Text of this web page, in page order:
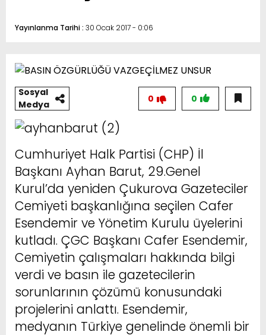
Yayınlanma Tarihi : 30 Ocak 2017 - 0:06
Sosyal
Medya
0
0
Cumhuriyet Halk Partisi (CHP) İl
Başkanı Ayhan Barut, 29.Genel
Kurul’da yeniden Çukurova Gazeteciler
Cemiyeti başkanlığına seçilen Cafer
Esendemir ve Yönetim Kurulu üyelerini
kutladı. ÇGC Başkanı Cafer Esendemir,
Cemiyetin çalışmaları hakkında bilgi
verdi ve basın ile gazetecilerin
sorunlarının çözümü konusundaki
projelerini anlattı. Esendemir,
medyanın Türkiye genelinde önemli bir